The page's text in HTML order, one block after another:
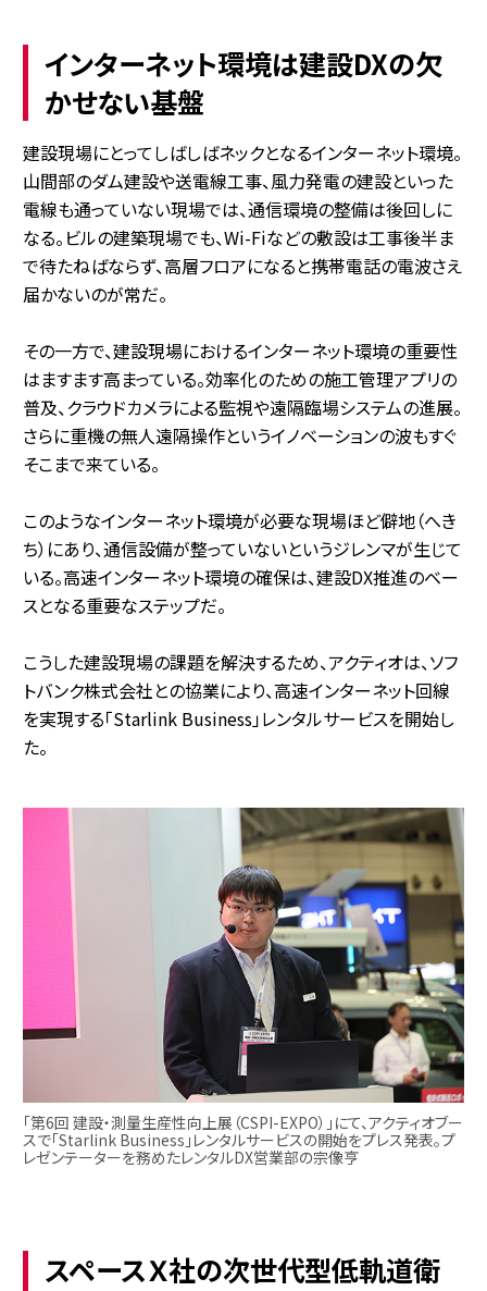
インターネット環境は建設DXの欠
かせない基盤
建設現場にとってしばしばネックとなるインターネット環境。
山間部のダム建設や送電線工事、風力発電の建設といった
電線も通っていない現場では、通信環境の整備は後回しに
なる。ビルの建築現場でも、Wi-Fiなどの敷設は工事後半ま
で待たねばならず、高層フロアになると携帯電話の電波さえ
届かないのが常だ。
その一方で、建設現場におけるインターネット環境の重要性
はますます高まっている。効率化のための施工管理アプリの
普及、クラウドカメラによる監視や遠隔臨場システムの進展。
さらに重機の無人遠隔操作というイノベーションの波もすぐ
そこまで来ている。
このようなインターネット環境が必要な現場ほど僻地（へき
ち）にあり、通信設備が整っていないというジレンマが生じて
いる。高速インターネット環境の確保は、建設DX推進のベー
スとなる重要なステップだ。
こうした建設現場の課題を解決するため、アクティオは、ソフ
トバンク株式会社との協業により、高速インターネット回線
を実現する「Starlink Business」レンタルサービスを開始し
た。
「第6回 建設・測量生産性向上展（CSPI-EXPO）」にて、アクティオブー
スで「Starlink Business」レンタルサービスの開始をプレス発表。プ
レゼンテーターを務めたレンタルDX営業部の宗像亨
スペースＸ社の次世代型低軌道衛